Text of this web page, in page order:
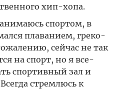
хип-хопа.
спортом, в
плаванием, греко-
сейчас не так
на спорт, но я все-
спортивный зал и
стремлюсь к